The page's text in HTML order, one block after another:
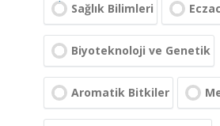
Sağlık Bilimleri
Biyoteknoloji ve Genetik
Aromatik Bitkiler